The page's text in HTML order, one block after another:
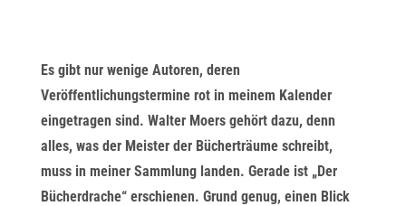
Es gibt nur wenige Autoren, deren
Veröffentlichungstermine rot in meinem Kalender
eingetragen sind. Walter Moers gehört dazu, denn
alles, was der Meister der Bücherträume schreibt,
muss in meiner Sammlung landen. Gerade ist „Der
Bücherdrache“ erschienen. Grund genug, einen Blick